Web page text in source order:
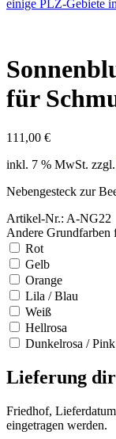
einige PLZ-Gebiete
für
111,00 €
inkl. 7 % MwSt. zzgl.
Nebengesteck zur
Artikel-Nr.: A-NG22
Andere Grundfarben
Rot
Gelb
Orange
Lila / Blau
Weiß
Hellrosa
Dunkelrosa / Pink
Lieferung
Friedhof,
eingetragen werden.